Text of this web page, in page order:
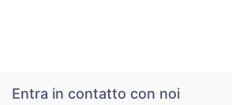
Entra in contatto con noi